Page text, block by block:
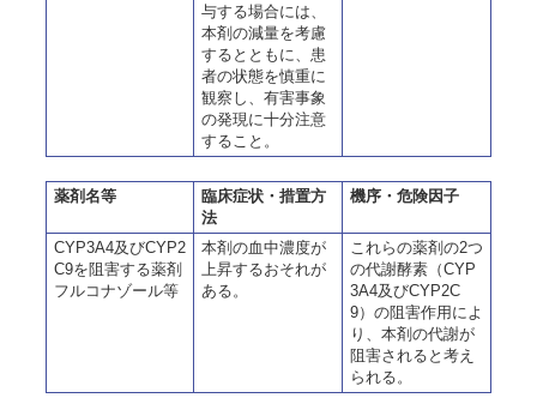
与する場合には、
本剤の減量を考慮
するとともに、患
者の状態を慎重に
観察し、有害事象
の発現に十分注意
すること。
薬剤名等
臨床症状・措置方
法
機序・危険因子
CYP3A4及びCYP2
C9を阻害する薬剤
フルコナゾール等
本剤の血中濃度が
上昇するおそれが
ある。
これらの薬剤の2つ
の代謝酵素（CYP
3A4及びCYP2C
9）の阻害作用によ
り、本剤の代謝が
阻害されると考え
られる。